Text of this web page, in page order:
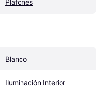
Plafones
Blanco
Iluminación Interior